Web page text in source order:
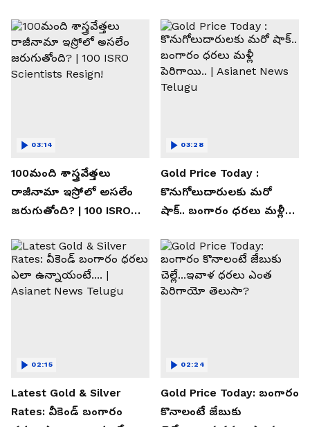
100మంది శాస్త్రవేత్తలు
రాజీనామా ఇస్రోలో అసలేం
జరుగుతోంది? | 100 ISRO
03:14
Gold Price Today :
కొనుగోలుదారులకు మరో
షాక్.. బంగారం ధరలు మళ్లీ
Telugu
03:28
Latest Gold & Silver
Rates: వీకెండ్ బంగారం
02:15
Gold Price Today: బంగారం
కొనాలంటే జేబుకు
02:24